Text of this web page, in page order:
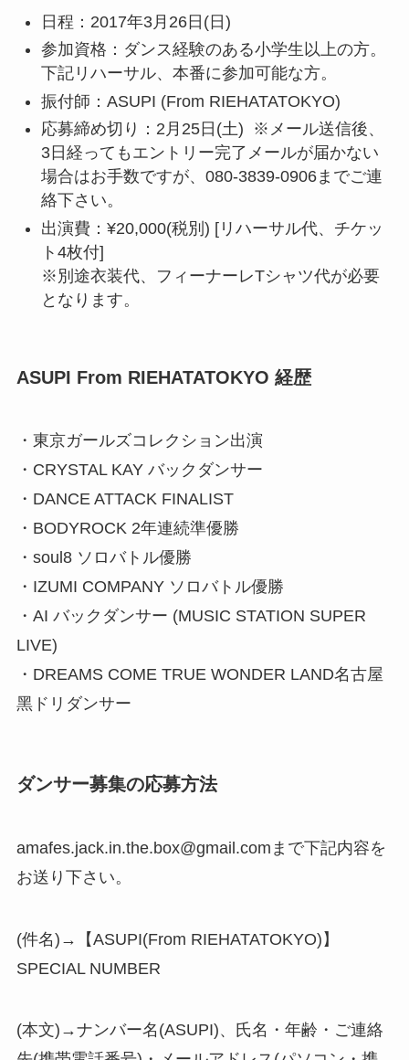
日程：2017年3月26日(日)
参加資格：ダンス経験のある小学生以上の方。
下記リハーサル、本番に参加可能な方。
振付師：ASUPI (From RIEHATATOKYO)
応募締め切り：2月25日(土) ※メール送信後、
3日経ってもエントリー完了メールが届かない
場合はお手数ですが、080-3839-0906までご連
絡下さい。
出演費：¥20,000(税別) [リハーサル代、チケッ
ト4枚付]
※別途衣装代、フィーナーレTシャツ代が必要
となります。
ASUPI From RIEHATATOKYO 経歴
・東京ガールズコレクション出演
・CRYSTAL KAY バックダンサー
・DANCE ATTACK FINALIST
・BODYROCK 2年連続準優勝
・soul8 ソロバトル優勝
・IZUMI COMPANY ソロバトル優勝
・AI バックダンサー (MUSIC STATION SUPER
LIVE)
・DREAMS COME TRUE WONDER LAND名古屋
黑ドリダンサー
ダンサー募集の応募方法
amafes.jack.in.the.box@gmail.comまで下記内容を
お送り下さい。
(件名)→【ASUPI(From RIEHATATOKYO)】
SPECIAL NUMBER
(本文)→ナンバー名(ASUPI)、氏名・年齢・ご連絡